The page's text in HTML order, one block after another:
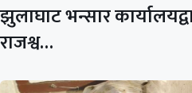
झुलाघाट भन्सार
राजश्व…